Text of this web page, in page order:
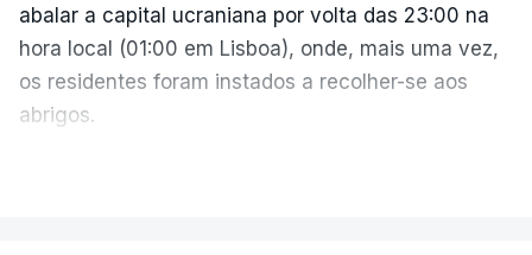
abalar a capital ucraniana por volta das 23:00 na
hora local (01:00 em Lisboa), onde, mais uma vez,
os residentes foram instados a recolher-se aos
abrigos.